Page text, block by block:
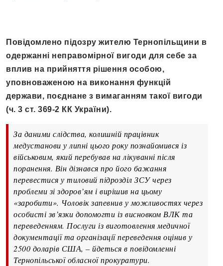
Повідомлено підозру жителю Тернопільщини в
одержанні неправомірної вигоди для себе за
вплив на прийняття рішення особою,
уповноваженою на виконання функцій
держави, поєднане з вимаганням такої вигоди
(ч. 3 ст. 369-2 КК України).
За даними слідства, колишній працівник
медустанови у липні цього року познайомився із
військовим, який перебував на лікуванні після
поранення. Він дізнався про його бажання
перевестися у тиловий підрозділ ЗСУ через
проблеми зі здоров’ям і вирішив на цьому
«заробити». Чоловік запевнив у можливостях через
особисті зв’язки допомогти із висновком ВЛК та
переведенням. Послуги із виготовлення медичної
документації та організації переведення оцінив у
2500 доларів США, – йдеться в повідомленні
Тернопільської обласної прокуратури.